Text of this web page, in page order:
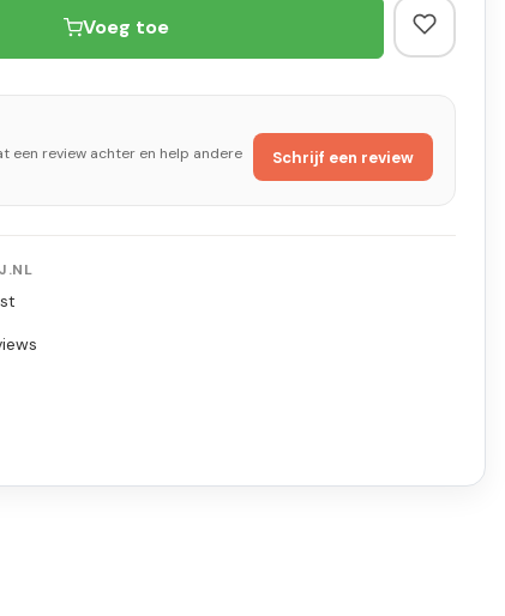
Voeg toe
een review achter en help andere
Schrijf een review